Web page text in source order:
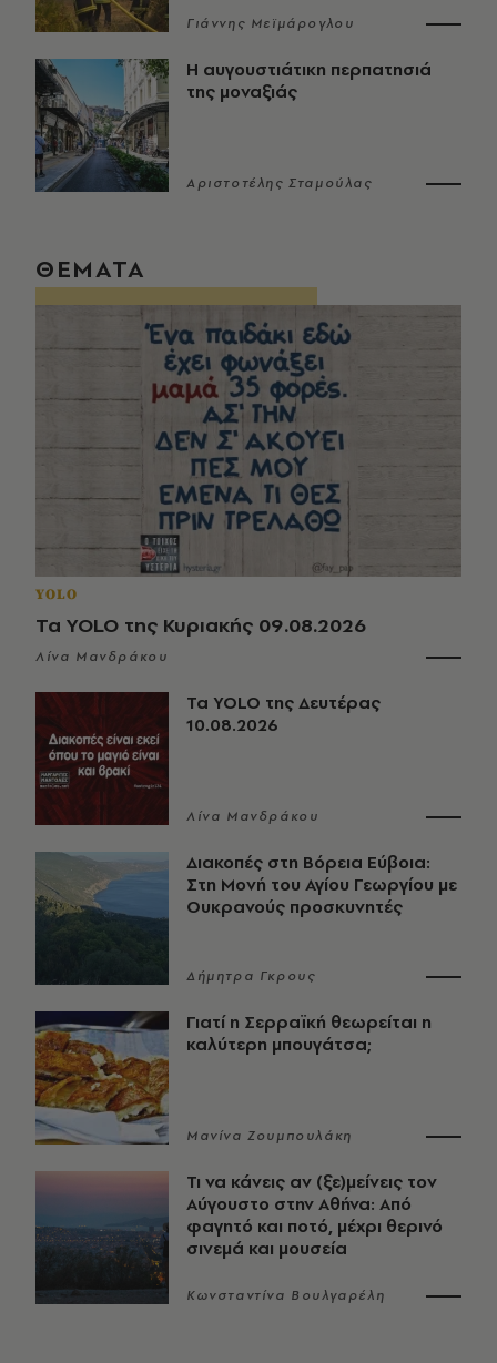
Γιάννης Μεϊμάρογλου
Η αυγουστιάτικη περπατησιά
της μοναξιάς
Αριστοτέλης Σταμούλας
ΘΕΜΑΤΑ
YOLO
Τα YOLO της Κυριακής 09.08.2026
Λίνα Μανδράκου
Τα YOLO της Δευτέρας
10.08.2026
Λίνα Μανδράκου
Διακοπές στη Βόρεια Εύβοια:
Στη Μονή του Αγίου Γεωργίου με
Ουκρανούς προσκυνητές
Δήμητρα Γκρους
Γιατί η Σερραϊκή θεωρείται η
καλύτερη μπουγάτσα;
Μανίνα Ζουμπουλάκη
Τι να κάνεις αν (ξε)μείνεις τον
Αύγουστο στην Αθήνα: Από
φαγητό και ποτό, μέχρι θερινό
σινεμά και μουσεία
Κωνσταντίνα Βουλγαρέλη